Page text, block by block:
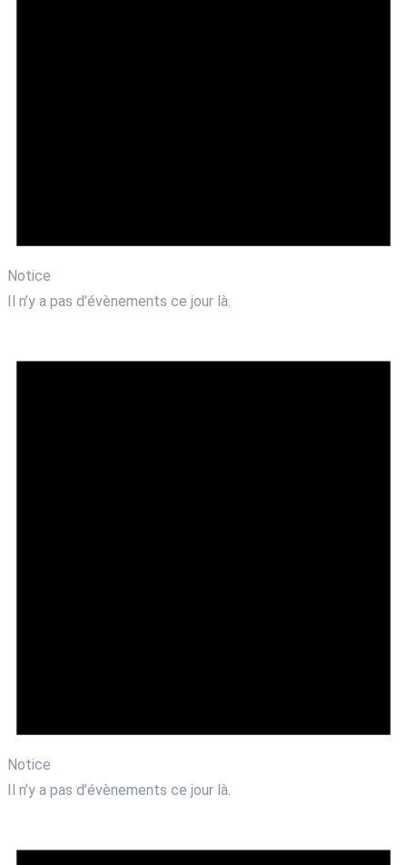
Notice
Il n’y a pas d’évènements ce jour là.
Notice
Il n’y a pas d’évènements ce jour là.